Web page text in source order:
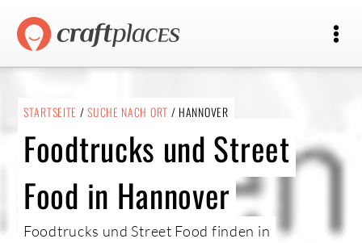
STARTSEITE /SUCHE NACH ORT / HANNOVER
Foodtrucks und Street
Food in Hannover
Foodtrucks und Street Food finden in